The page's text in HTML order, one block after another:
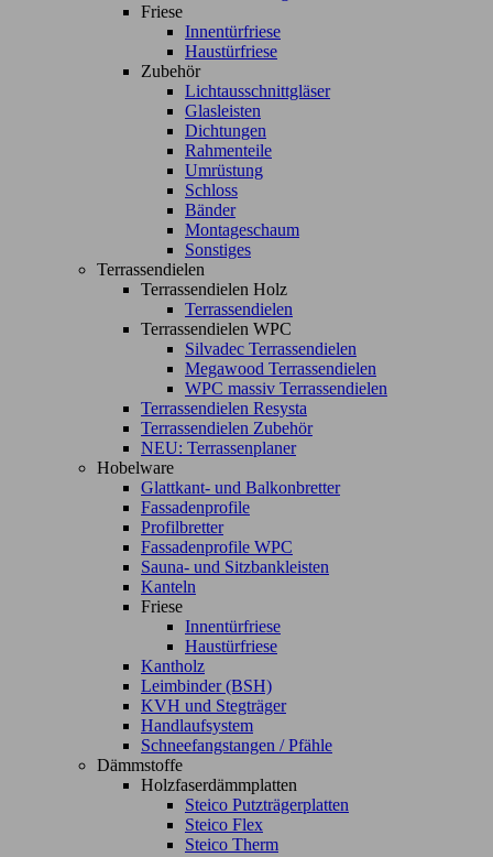
Friese
Innentürfriese
Haustürfriese
Zubehör
Lichtausschnittgläser
Glasleisten
Dichtungen
Rahmenteile
Umrüstung
Schloss
Bänder
Montageschaum
Sonstiges
Terrassendielen
Terrassendielen Holz
Terrassendielen
Terrassendielen WPC
Silvadec Terrassendielen
Megawood Terrassendielen
WPC massiv Terrassendielen
Terrassendielen Resysta
Terrassendielen Zubehör
NEU: Terrassenplaner
Hobelware
Glattkant- und Balkonbretter
Fassadenprofile
Profilbretter
Fassadenprofile WPC
Sauna- und Sitzbankleisten
Kanteln
Friese
Innentürfriese
Haustürfriese
Kantholz
Leimbinder (BSH)
KVH und Stegträger
Handlaufsystem
Schneefangstangen / Pfähle
Dämmstoffe
Holzfaserdämmplatten
Steico Putzträgerplatten
Steico Flex
Steico Therm